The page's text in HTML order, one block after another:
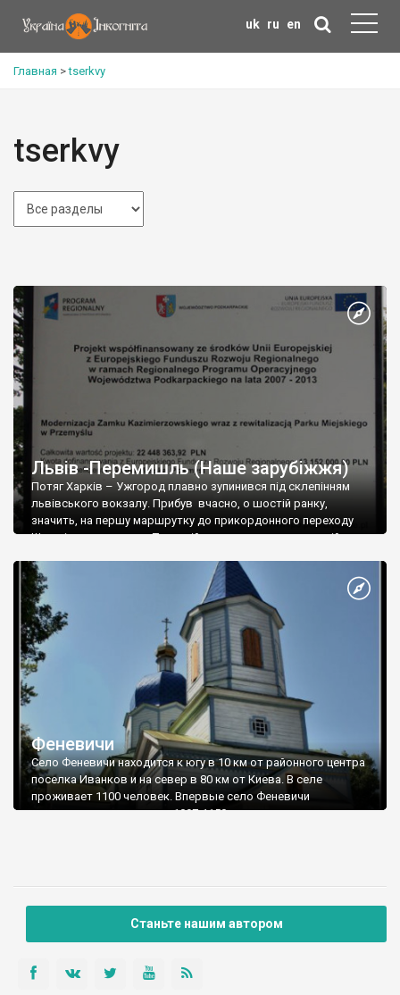
uk ru en
Главная >tserkvy
tserkvy
Львів -Перемишль (Наше зарубіжжя)
Потяг Харків – Ужгород плавно зупинився під склепінням
львівського вокзалу. Прибув вчасно, о шостій ранку,
значить, на першу маршрутку до прикордонного переходу
Шегині ми встигаємо. Традиційна кава на привокзальній
автобус їде по Городоцькій на захід. Міська забудова Львова
незабаром змінюється ошатними будиночками по дорозі на
Городок. Ось і сам Городок з новим пам’ятником боївкарям
ОУН, які виконали тут атентат в кінці 30-х.
Феневичи
Село Феневичи находится к югу в 10 км от районного центра
поселка Иванков и на север в 80 км от Киева. В селе
проживает 1100 человек. Впервые село Феневичи
упоминается в летописях 1097-1150 годов и в княжеских
Станьте нашим автором